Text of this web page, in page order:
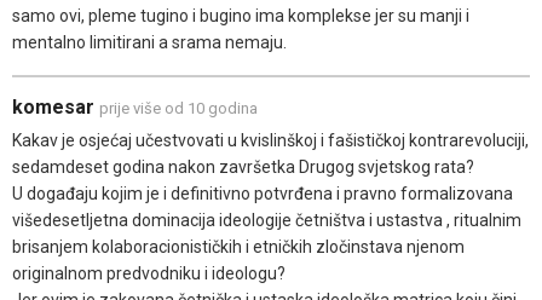
samo ovi, pleme tugino i bugino ima komplekse jer su manji i
mentalno limitirani a srama nemaju.
komesar prije više od 10 godina
Kakav je osjećaj učestvovati u kvislinškoj i fašističkoj kontrarevoluciji,
sedamdeset godina nakon završetka Drugog svjetskog rata?
U događaju kojim je i definitivno potvrđena i pravno formalizovana
višedesetljetna dominacija ideologije četništva i ustastva , ritualnim
brisanjem kolaboracionističkih i etničkih zločinstava njenom
originalnom predvodniku i ideologu?